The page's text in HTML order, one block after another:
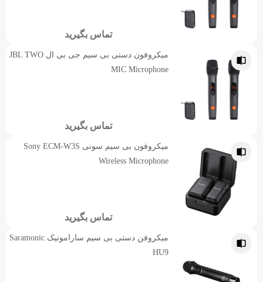
تماس بگیرید
میکروفون دستی بی سیم جی بی ال JBL TWO
MIC Microphone
تماس بگیرید
میکروفون بی سیم سونی Sony ECM-W3S
Wireless Microphone
تماس بگیرید
میکروفن دستی بی سیم سارامونیک Saramonic
HU9